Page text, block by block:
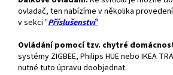
ovladač, ten nabízíme v několika
v sekci "Příslušenství"
Ovládání pomocí tzv. chytré
systémy ZIGBEE, Philips HUE nebo IKEA
nutné tuto úpravu doobjednat.